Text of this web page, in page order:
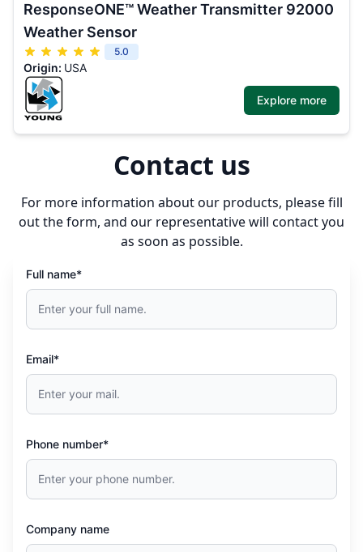
ResponseONE™ Weather Transmitter 92000
Weather Sensor
5.0
Origin: USA
Explore more
Contact us
For more information about our products, please fill
out the form, and our representative will contact you
as soon as possible.
Full name*
Email*
Phone number*
Company name